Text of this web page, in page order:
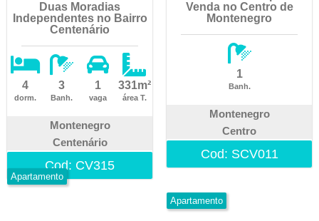
Duas Moradias
Independentes no Bairro
Centenário
4
dorm.
3
Banh.
1
vaga
331m²
área T.
Montenegro
Centenário
Cod: CV315
Venda no Centro de
Montenegro
1
Banh.
Montenegro
Centro
Cod: SCV011
Apartamento
Apartamento